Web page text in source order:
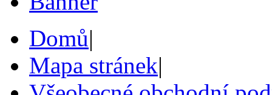
Domů|
Mapa stránek|